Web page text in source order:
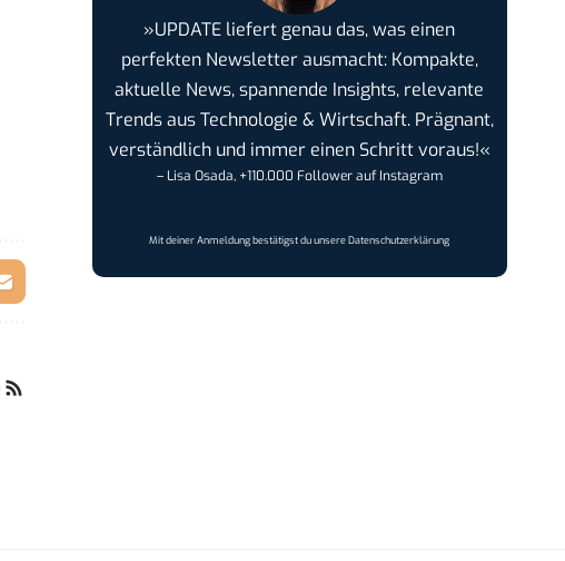
»UPDATE liefert genau das, was einen
perfekten Newsletter ausmacht: Kompakte,
aktuelle News, spannende Insights, relevante
Trends aus Technologie & Wirtschaft. Prägnant,
verständlich und immer einen Schritt voraus!«
– Lisa Osada, +110.000 Follower auf Instagram
Mit deiner Anmeldung bestätigst du unsereDatenschutzerklärung